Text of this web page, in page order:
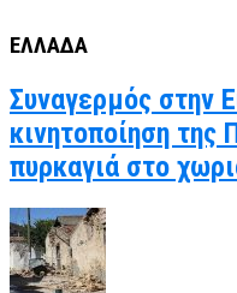
ΕΛΛΑΔΑ
Συναγερμός στην
κινητοποίηση της
πυρκαγιά στο